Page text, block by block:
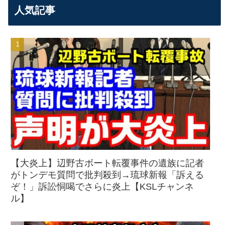
人気記事
【大炎上】辺野古ボート転覆事件の遺族に記者
がトンデモ質問で批判殺到→琉球新報「訴える
ぞ！」訴訟恫喝でさらに炎上【KSLチャンネ
ル】